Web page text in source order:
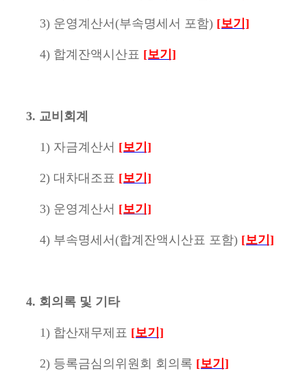
3) 운영계산서(부속명세서 포함) [보기]
4) 합계잔액시산표 [보기]
3. 교비회계
1) 자금계산서 [보기]
2) 대차대조표 [보기]
3) 운영계산서 [보기]
4) 부속명세서(합계잔액시산표 포함) [보기]
4. 회의록 및 기타
1) 합산재무제표 [보기]
2) 등록금심의위원회 회의록 [보기]